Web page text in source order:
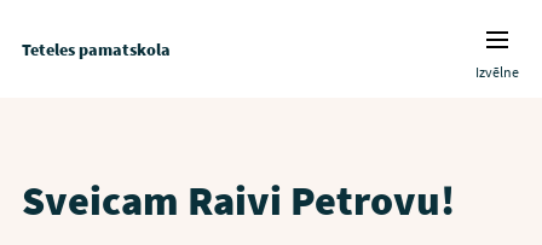
Teteles pamatskola
Izvēlne
Sveicam Raivi Petrovu!